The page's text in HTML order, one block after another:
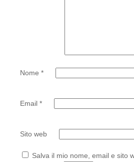
Nome *
Email *
Sito web
Salva il mio nome, email e sito